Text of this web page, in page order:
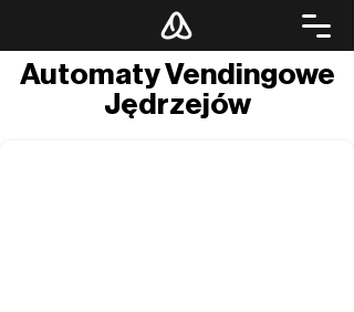
Automaty Vendingowe
Jędrzejów